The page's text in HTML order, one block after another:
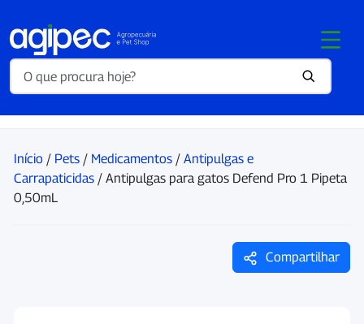
Início / Pets / Medicamentos / Antipulgas e
Carrapaticidas / Antipulgas para gatos Defend Pro 1 Pipeta
0,50mL
Compartilhar